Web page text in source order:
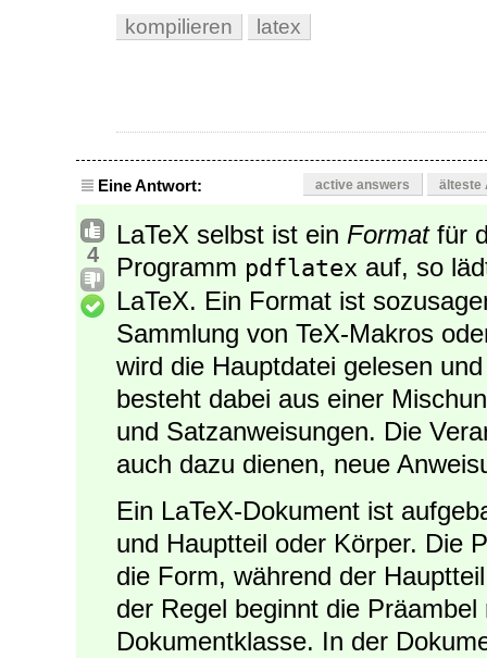
kompilieren latex
Eine Antwort: active answers älteste
4
LaTeX selbst ist ein Formatfür
Programm pdflatex auf, so
LaTeX. Ein Format ist
Sammlung von TeX-Makros
wird die Hauptdatei gelesen
besteht dabei aus einer
und Satzanweisungen. Die
auch dazu dienen, neue
Ein LaTeX-Dokument ist
und Hauptteil oder Körper. Die
die Form, während der
der Regel beginnt die
Dokumentklasse. In der